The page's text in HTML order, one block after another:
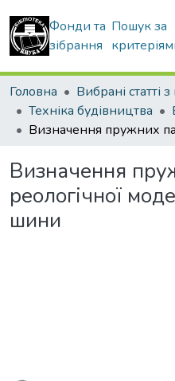
Фонди та
зібрання
Пошук за
Головна
Техніка будівництва
Визначення
реологічної
шини